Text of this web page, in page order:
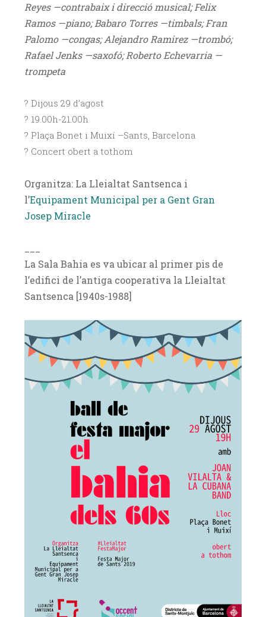
Reyes —contrabaix i direcció musical; Felix
Ramos —piano; Babaro Torres —timbals; Fran
Palomo —congas; Alejandro Ramirez —trombó;
Rafael Jenks —saxofó; Roberto Echevarria —
trompeta
? Dijous 29 d’agost
? 19.00h-21.00h
? Plaça Bonet i Muixí –Sants, Barcelona
? Concert obert a tothom
Organitza: La Lleialtat Santsenca i
l’Equipament Municipal per a Gent Gran
Josep Miracle
La Sala Bahia es va ubicar al primer pis de
l’edifici de l’antiga cooperativa la Lleialtat
Santsenca [1940s-1988]